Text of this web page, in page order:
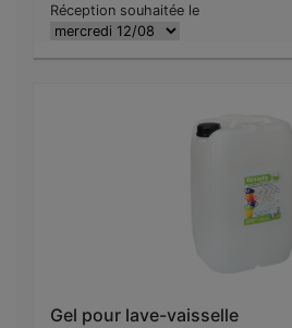
Réception souhaitée le
Gel pour lave-vaisselle